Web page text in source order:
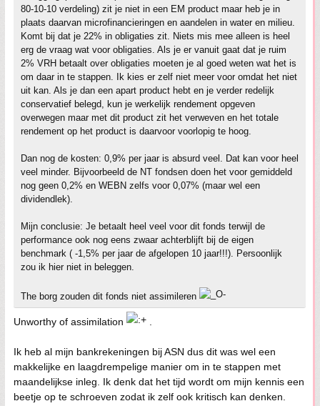
80-10-10 verdeling) zit je niet in een EM product maar heb je in
plaats daarvan microfinancieringen en aandelen in water en milieu.
Komt bij dat je 22% in obligaties zit. Niets mis mee alleen is heel
erg de vraag wat voor obligaties. Als je er vanuit gaat dat je ruim
2% VRH betaalt over obligaties moeten je al goed weten wat het is
om daar in te stappen. Ik kies er zelf niet meer voor omdat het niet
uit kan. Als je dan een apart product hebt en je verder redelijk
conservatief belegd, kun je werkelijk rendement opgeven
overwegen maar met dit product zit het verweven en het totale
rendement op het product is daarvoor voorlopig te hoog.
Dan nog de kosten: 0,9% per jaar is absurd veel. Dat kan voor heel
veel minder. Bijvoorbeeld de NT fondsen doen het voor gemiddeld
nog geen 0,2% en WEBN zelfs voor 0,07% (maar wel een
dividendlek).
Mijn conclusie: Je betaalt heel veel voor dit fonds terwijl de
performance ook nog eens zwaar achterblijft bij de eigen
benchmark ( -1,5% per jaar de afgelopen 10 jaar!!!). Persoonlijk
zou ik hier niet in beleggen.
The borg zouden dit fonds niet assimileren
Unworthy of assimilation
Ik heb al mijn bankrekeningen bij ASN dus dit was wel een
makkelijke en laagdrempelige manier om in te stappen met
maandelijkse inleg. Ik denk dat het tijd wordt om mijn kennis een
beetje op te schroeven zodat ik zelf ook kritisch kan denken.